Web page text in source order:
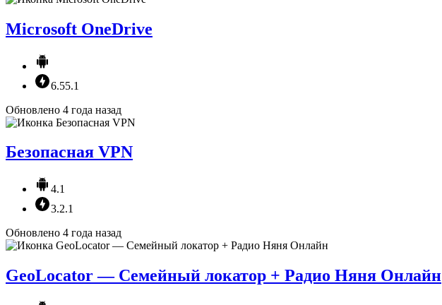
Microsoft OneDrive
6.55.1
Обновлено 4 года назад
Безопасная VPN
4.1
3.2.1
Обновлено 4 года назад
GeoLocator — Семейный локатор + Радио Няня Онлайн